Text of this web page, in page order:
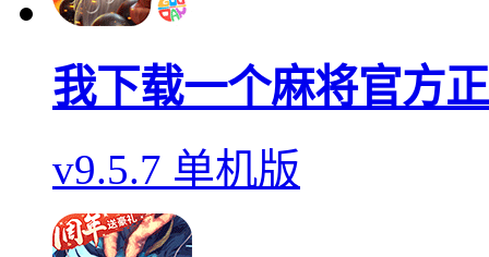
我下载一个麻将官方
v9.5.7 单机版